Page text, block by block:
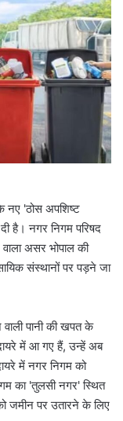
नए 'ठोस अपशिष्ट
है। नगर निगम परिषद
असर भोपाल की
संस्थानों पर पड़ने जा
पानी की खपत के
में आ गए हैं, उन्हें अब
में नगर निगम को
का 'तुलसी नगर' स्थित
जमीन पर उतारने के लिए